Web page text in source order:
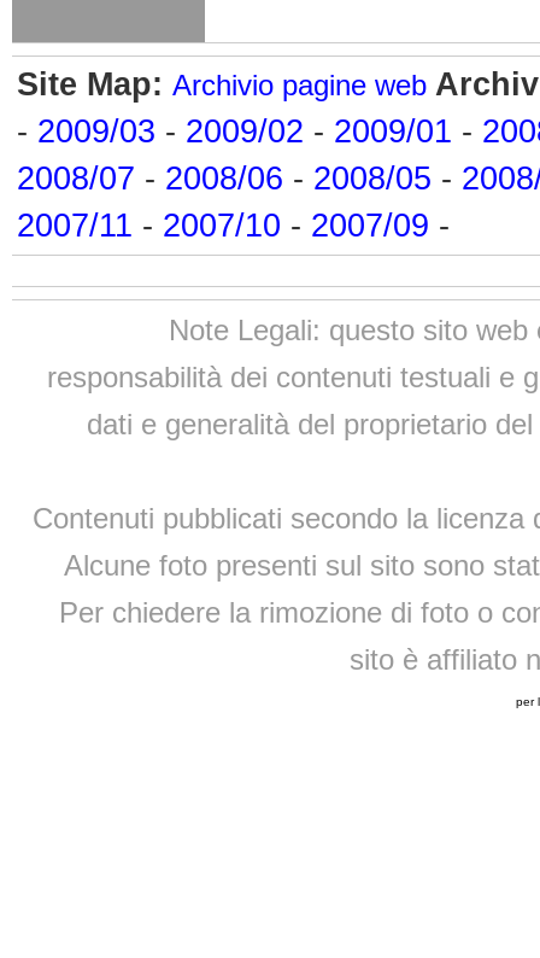
Site Map: Archivio pagine web
- 2009/03 - 2009/02 - 2009/01 -
2008/07 - 2008/06 - 2008/05 -
2007/11 - 2007/10 - 2007/09 -
Note Legali: questo sito
responsabilità dei contenuti testuali e
dati e generalità del proprietario
Contenuti pubblicati secondo la
Alcune foto presenti sul sito sono
Per chiedere la rimozione di foto o
sito è affiliato
per